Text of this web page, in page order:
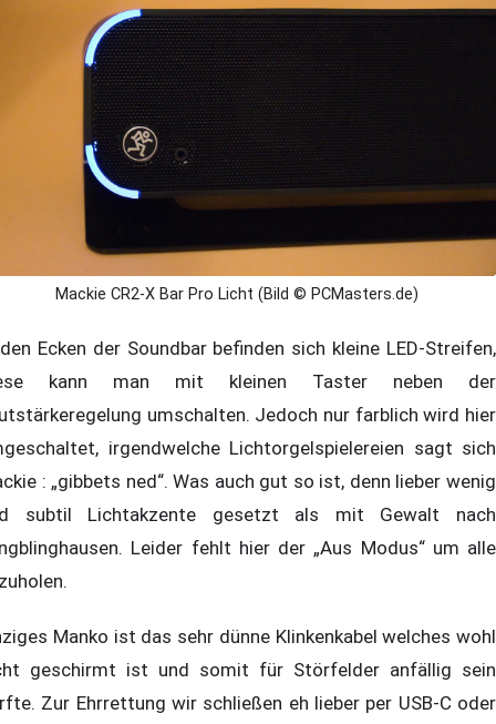
Mackie CR2-X Bar Pro Licht (Bild © PCMasters.de)
Ecken der Soundbar befinden sich kleine LED-Streifen,
kann man mit kleinen Taster neben der
umschalten. Jedoch nur farblich wird hier
irgendwelche Lichtorgelspielereien sagt sich
: „gibbets ned“. Was auch gut so ist, denn lieber wenig
subtil Lichtakzente gesetzt als mit Gewalt nach
Leider fehlt hier der „Aus Modus“ um alle
Manko ist das sehr dünne Klinkenkabel welches wohl
geschirmt ist und somit für Störfelder anfällig sein
Zur Ehrrettung wir schließen eh lieber per USB-C oder